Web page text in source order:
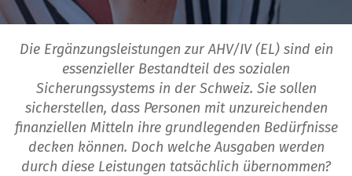
Die Ergänzungsleistungen zur AHV/IV (EL) sind ein
essenzieller Bestandteil des sozialen
Sicherungssystems in der Schweiz. Sie sollen
sicherstellen, dass Personen mit unzureichenden
finanziellen Mitteln ihre grundlegenden Bedürfnisse
decken können. Doch welche Ausgaben werden
durch diese Leistungen tatsächlich übernommen?